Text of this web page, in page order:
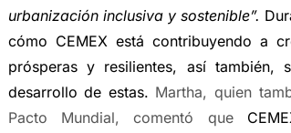
urbanización inclusiva y sostenible”.
cómo CEMEX está contribuyendo a
prósperas y resilientes, así
desarrollo de estas. Martha, quien
Pacto Mundial, comentó que